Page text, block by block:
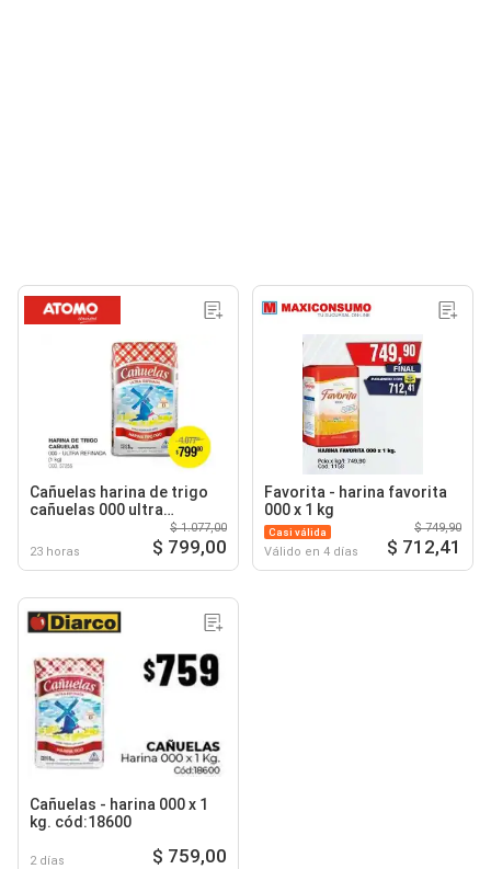
Cañuelas harina de trigo
cañuelas 000 ultra
23 horas
$ 1.077,00
$ 799,00
Favorita - harina favorita
000 x 1 kg
Casi válida
Válido en 4 días
$ 749,90
$ 712,41
Cañuelas - harina 000 x 1
kg. cód:18600
2 días $ 759,00